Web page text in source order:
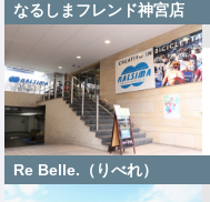
なるしまフレンド神宮店
Re Belle.（りべれ）